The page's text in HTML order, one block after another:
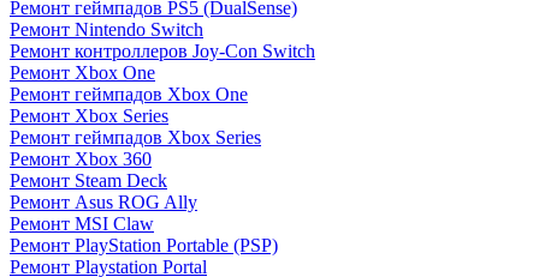
Ремонт геймпадов PS5 (DualSense)
Ремонт Nintendo Switch
Ремонт контроллеров Joy-Con Switch
Ремонт Xbox One
Ремонт геймпадов Xbox One
Ремонт Xbox Series
Ремонт геймпадов Xbox Series
Ремонт Xbox 360
Ремонт Steam Deck
Ремонт Asus ROG Ally
Ремонт MSI Claw
Ремонт PlayStation Portable (PSP)
Ремонт Playstation Portal